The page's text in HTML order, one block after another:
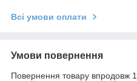
Всі умови оплати
Умови повернення
Повернення товару впродовж